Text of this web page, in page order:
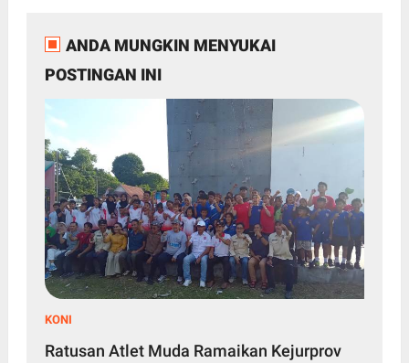
ANDA MUNGKIN MENYUKAI
POSTINGAN INI
KONI
Ratusan Atlet Muda Ramaikan Kejurprov